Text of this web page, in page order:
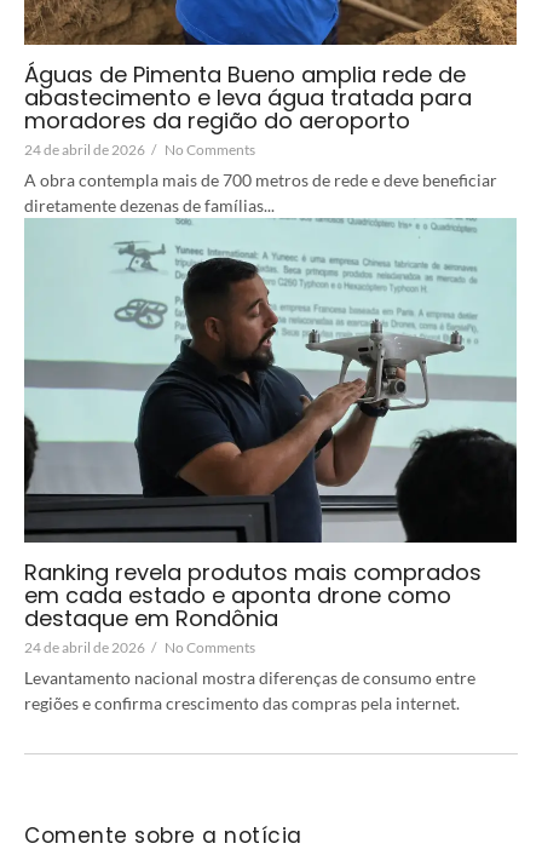
Águas de Pimenta Bueno amplia rede de
abastecimento e leva água tratada para
moradores da região do aeroporto
24 de abril de 2026 / No Comments
A obra contempla mais de 700 metros de rede e deve beneficiar
diretamente dezenas de famílias...
Ranking revela produtos mais comprados
em cada estado e aponta drone como
destaque em Rondônia
24 de abril de 2026 / No Comments
Levantamento nacional mostra diferenças de consumo entre
regiões e confirma crescimento das compras pela internet.
Comente sobre a notícia